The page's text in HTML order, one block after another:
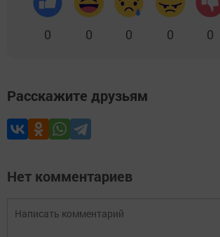
0 0 0 0 0
Расскажите друзьям
Нет комментариев